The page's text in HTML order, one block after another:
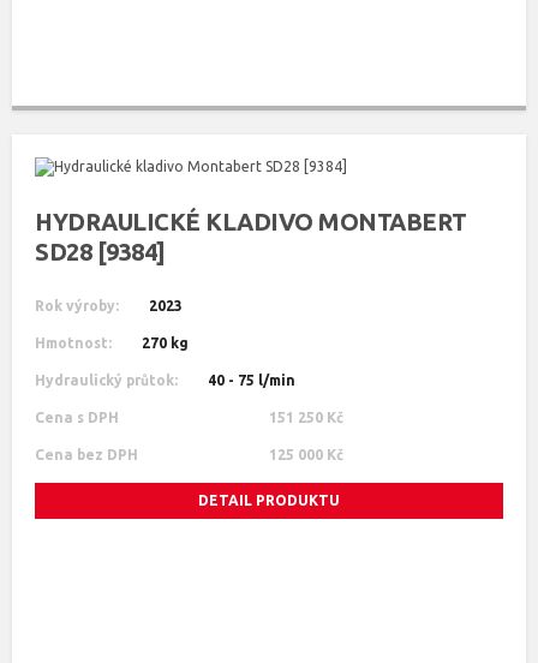
HYDRAULICKÉ KLADIVO MONTABERT
SD28 [9384]
Rok výroby: 2023
Hmotnost: 270 kg
Hydraulický průtok: 40 - 75 l/min
Cena s DPH 151 250 Kč
Cena bez DPH 125 000 Kč
DETAIL PRODUKTU